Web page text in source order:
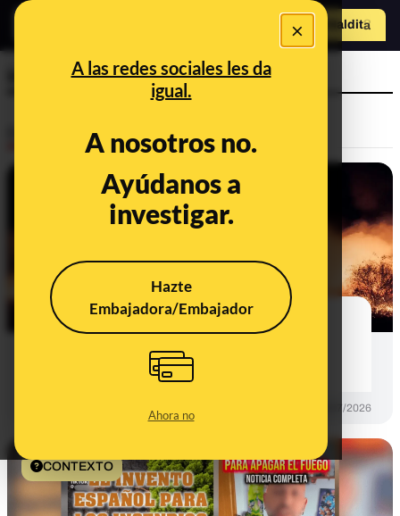
×
A las redes sociales les da
igual.
A nosotros no.
Ayúdanos a
investigar.
Hazte
Embajadora/Embajador
Ahora no
Hazte Maldito
incendio
30 bulos, desinformaciones y
verano de 2026 en España
26/07/2026
CONTEXTO